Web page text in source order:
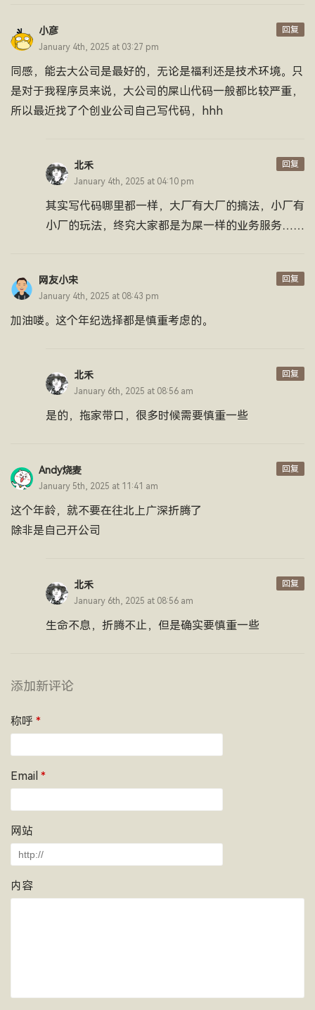
小彦
January 4th, 2025 at 03:27 pm
同感，能去大公司是最好的，无论是福利还是技术环境。只
是对于我程序员来说，大公司的屎山代码一般都比较严重，
所以最近找了个创业公司自己写代码，hhh
回复
北禾
January 4th, 2025 at 04:10 pm
其实写代码哪里都一样，大厂有大厂的搞法，小厂有
小厂的玩法，终究大家都是为屎一样的业务服务……
回复
网友小宋
January 4th, 2025 at 08:43 pm
加油喽。这个年纪选择都是慎重考虑的。
回复
北禾
January 6th, 2025 at 08:56 am
是的，拖家带口，很多时候需要慎重一些
回复
Andy烧麦
January 5th, 2025 at 11:41 am
这个年龄，就不要在往北上广深折腾了
除非是自己开公司
回复
北禾
January 6th, 2025 at 08:56 am
生命不息，折腾不止，但是确实要慎重一些
回复
添加新评论
称呼 *
Email *
网站
内容